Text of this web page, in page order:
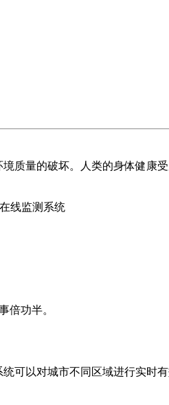
量的破坏。人类的身体健康
倍功半。
以对城市不同区域进行实时有